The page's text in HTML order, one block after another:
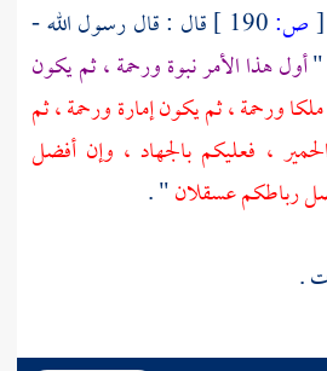
[ص:
قال : قال رسول الله -
"أول هذا الأمر نبوة ورحمة ، ثم يكون
ورحمة ، ثم يكون إمارة ورحمة ، ثم
، فعليكم بالجهاد ، وإن أفضل
رباطكمعسقلان" .
.